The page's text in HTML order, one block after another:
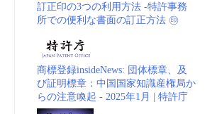
訂正印の3つの利用方法 -特許事務
所での便利な書面の訂正方法 ㊞
商標登録insideNews: 団体標章、及
び証明標章：中国国家知識産権局か
らの注意喚起 - 2025年1月 | 特許庁